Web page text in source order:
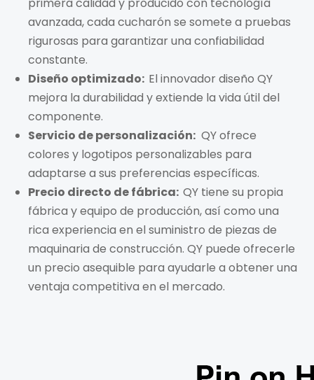
avanzada, cada cucharón se somete a pruebas
rigurosas para garantizar una confiabilidad
constante.
Diseño optimizado: El innovador diseño QY
mejora la durabilidad y extiende la vida útil del
componente.
Servicio de personalización: QY ofrece
colores y logotipos personalizables para
adaptarse a sus preferencias específicas.
Precio directo de fábrica: QY tiene su propia
fábrica y equipo de producción, así como una
rica experiencia en el suministro de piezas de
maquinaria de construcción. QY puede ofrecerle
un precio asequible para ayudarle a obtener una
ventaja competitiva en el mercado.